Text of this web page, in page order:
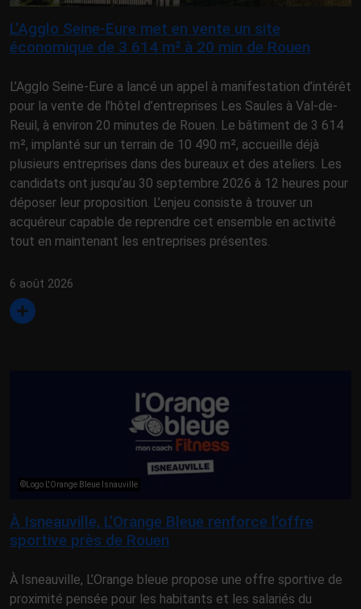
L’Agglo Seine-Eure met en vente un site
économique de 3 614 m² à 20 min de Rouen
L’Agglo Seine-Eure a lancé un appel à manifestation d’intérêt
pour la vente de l’hôtel d’entreprises Les Saules à Val-de-
Reuil, à environ 20 minutes de Rouen. Le bâtiment de 3 614
m², implanté sur un terrain de 10 490 m², accueille déjà
plusieurs entreprises dans des bureaux et des ateliers. Les
candidats ont jusqu’au 30 septembre 2026 à 12 heures pour
déposer leur proposition. L’enjeu consiste à trouver un
acquéreur capable de reprendre cet ensemble en activité
tout en maintenant les entreprises présentes.
6 août 2026
©Logo L'Orange Bleue Isnauville
À Isneauville, L’Orange Bleue renforce l’offre
sportive près de Rouen
À Isneauville, L’Orange bleue propose une offre sportive de
proximité pensée pour les habitants et les salariés du